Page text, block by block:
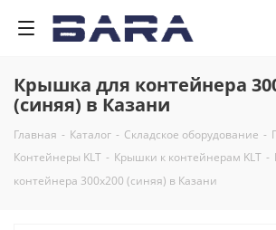
Крышка для контейнера
(синяя) в Казани
Главная - Каталог - Складское оборудование -
Контейнеры KLT - Крышки к контейнерам KLT -
контейнера 300x200 (синяя) в Казани